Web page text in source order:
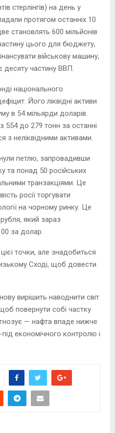
стерлінгів) на день у
протягом останніх 10
становлять 600 мільйонів
цього для бюджету,
військову машину,
десяту частину ВВП.
національного
Його ліквідні активи
в 54 мільярди доларів.
554 до 279 тонн за останні
з неліквідними активами.
петлю, запровадивши
та понад 50 російських
транзакціями. Це
росії торгувати
на чорному ринку. Це
який зараз
за долар.
точки, але знадобиться
Сході, щоб довести
вирішить наводнити світ
повернути собі частку
— нафта впаде нижче
економічного контролю і